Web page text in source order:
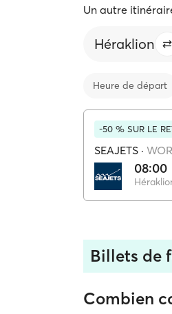
Un autre
Héraklion
Heure de départ
-50 % SUR LE
SEAJETS ·
08:00
Billets de
Combien